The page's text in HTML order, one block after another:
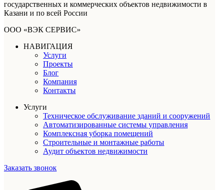
государственных и коммерческих объектов недвижимости в
Казани и по всей России
ООО «ВЭК СЕРВИС»
НАВИГАЦИЯ
Услуги
Проекты
Блог
Компания
Контакты
Услуги
Техническое обслуживание зданий и сооружений
Автоматизированные системы управления
Комплексная уборка помещений
Строительные и монтажные работы
Аудит объектов недвижимости
Заказать звонок